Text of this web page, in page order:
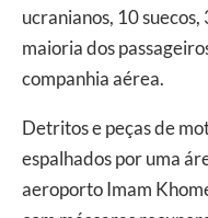
ucranianos, 10
maioria dos
companhia aérea.
Detritos e peças de
espalhados por uma
aeroporto Imam